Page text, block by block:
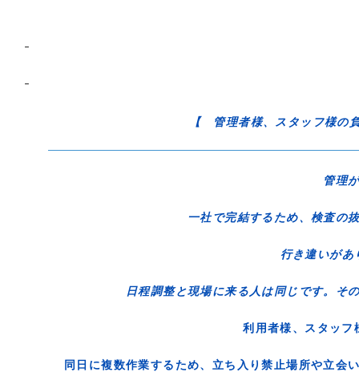
–
–
【 管理者様、スタッフ様の
管理
一社で完結するため、検査の
行き違いが
日程調整と現場に来る人は同じです。そ
利用者様、スタッ
同日に複数作業するため、立ち入り禁止場所や立会